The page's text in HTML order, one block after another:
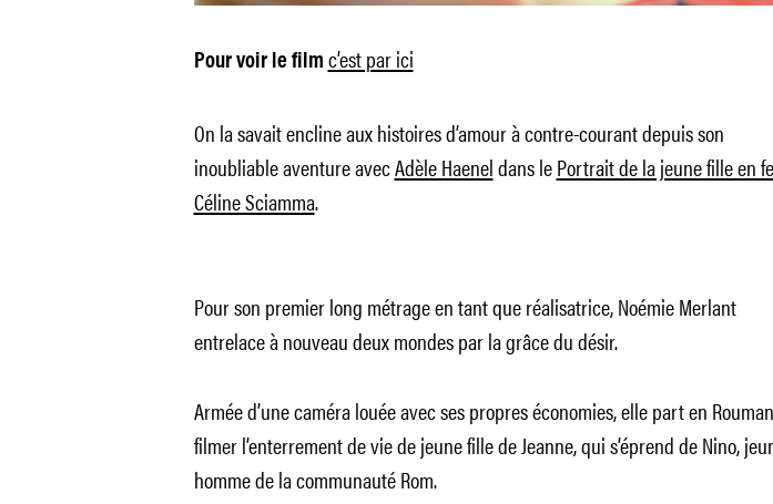
Pour voir le film c’est par ici
On la savait encline aux histoires d’amour à contre-courant depuis son
inoubliable aventure avecAdèle Haeneldans lePortrait de la jeune fille en
Céline Sciamma.
Pour son premier long métrage en tant que réalisatrice, Noémie Merlant
entrelace à nouveau deux mondes par la grâce du désir.
Armée d’une caméra louée avec ses propres économies, elle part en
filmer l’enterrement de vie de jeune fille de Jeanne, qui s’éprend de Nino,
homme de la communauté Rom.